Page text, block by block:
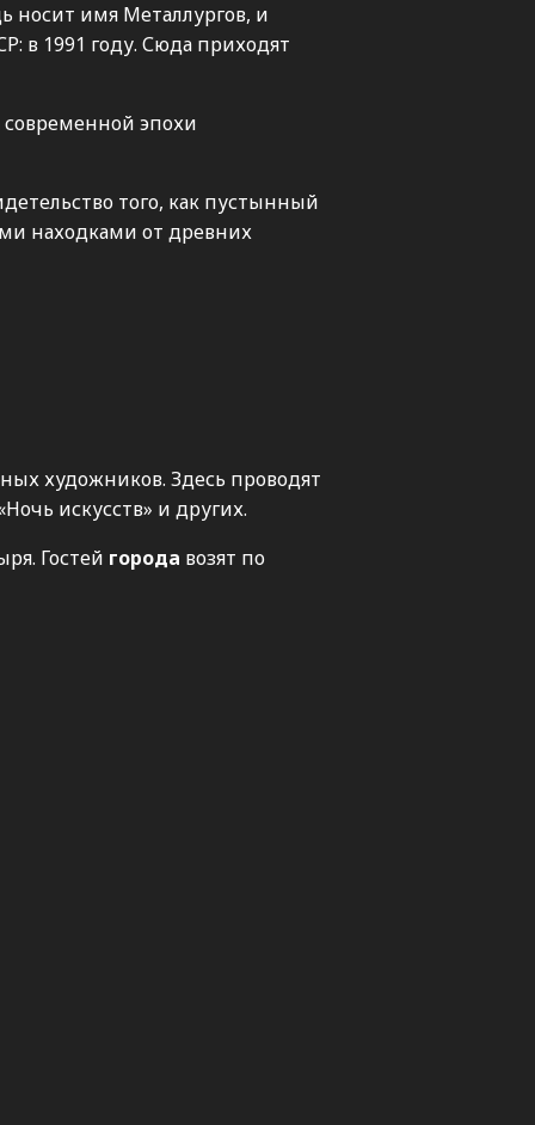
носит имя Металлургов, и
в 1991 году. Сюда приходят
эпохи
того, как пустынный
находками от древних
художников. Здесь проводят
искусств» и других.
Гостей города возят по